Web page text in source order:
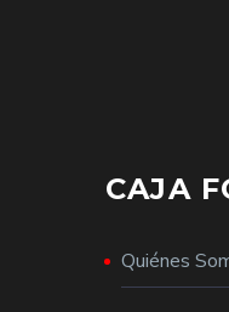
CAJA
Quiénes